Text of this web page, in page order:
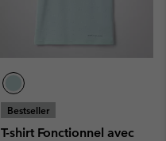
Bestseller
T-shirt Fonctionnel avec